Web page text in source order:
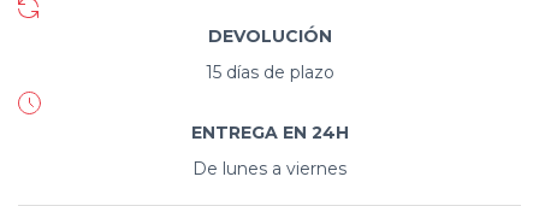
DEVOLUCIÓN
15 días de plazo
ENTREGA EN 24H
De lunes a viernes